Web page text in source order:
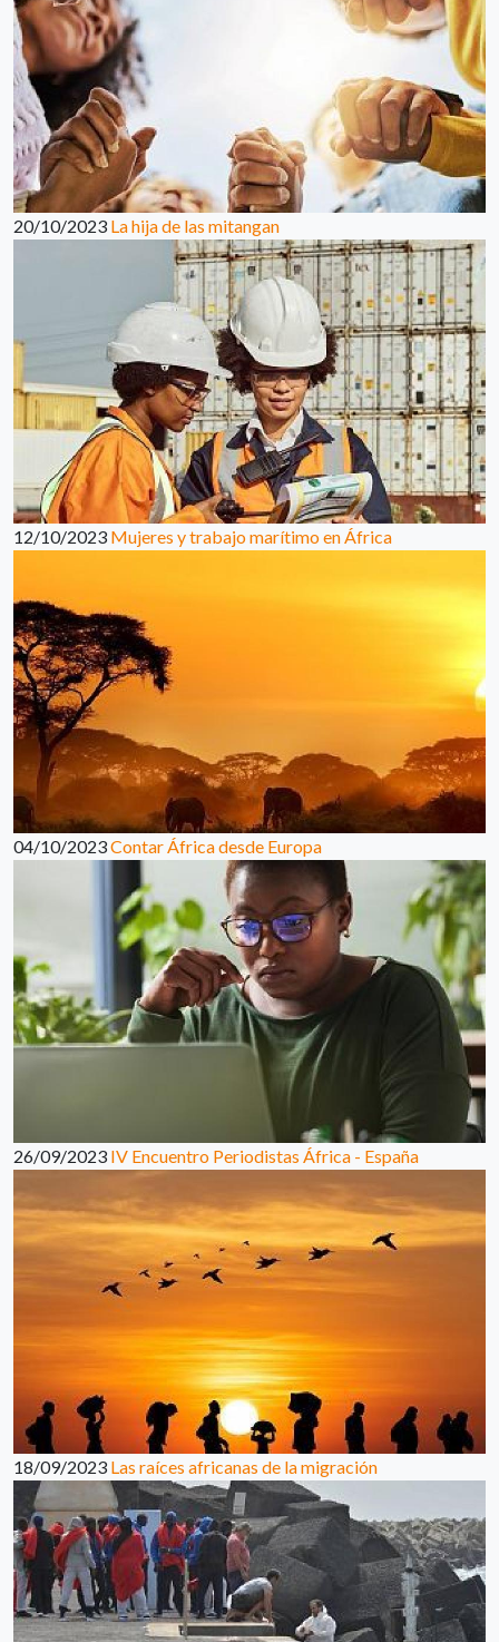
20/10/2023 La hija de las mitangan
12/10/2023 Mujeres y trabajo marítimo en África
04/10/2023Contar África desde Europa
26/09/2023 IV Encuentro Periodistas África - España
18/09/2023 Las raíces africanas de la migración